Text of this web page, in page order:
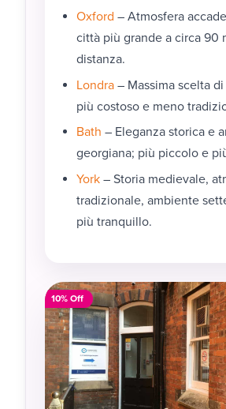
Oxford – Atmosfera
città più grande a circa 90
distanza.
Londra – Massima scelta
più costoso e meno
Bath – Eleganza storica e
georgiana; più piccolo e
York – Storia medievale,
tradizionale, ambiente
più tranquillo.
10% Off